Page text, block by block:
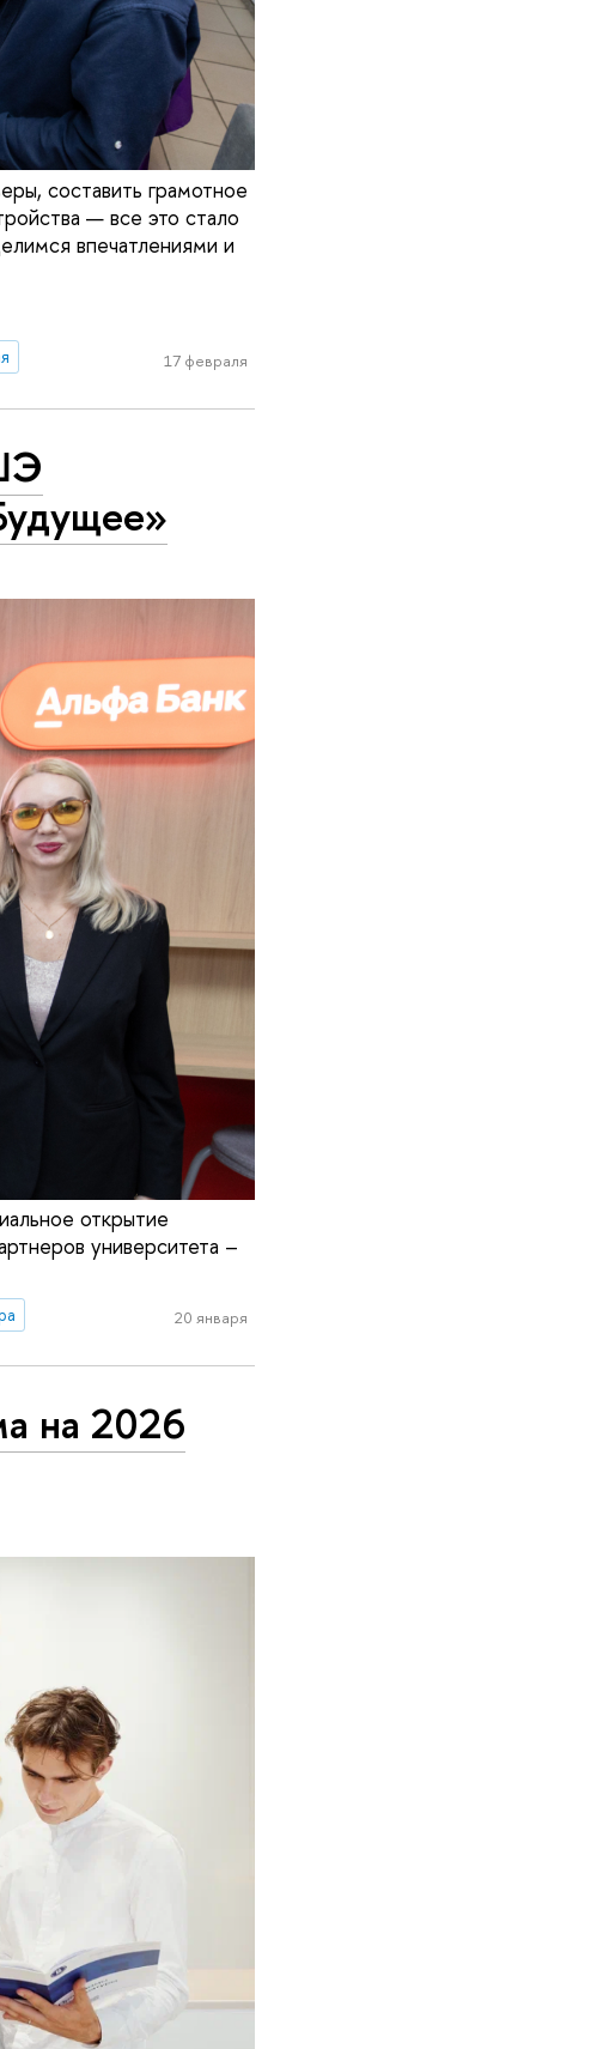
составить грамотное
— все это стало
впечатлениями и
17 февраля
открытие
университета –
20 января
на 2026